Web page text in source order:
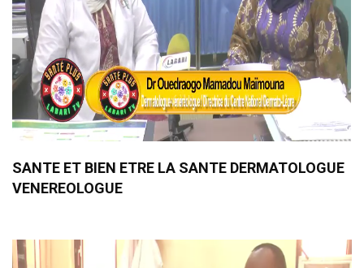
SANTE ET BIEN ETRE LA SANTE DERMATOLOGUE
VENEREOLOGUE